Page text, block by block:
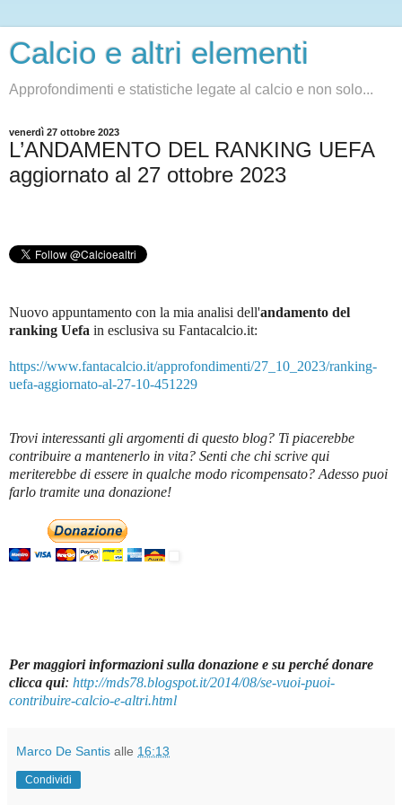
Calcio e altri elementi
Approfondimenti e statistiche legate al calcio e non solo...
venerdì 27 ottobre 2023
L’ANDAMENTO DEL RANKING UEFA
aggiornato al 27 ottobre 2023
Nuovo appuntamento con la mia analisi dell'andamento del
ranking Uefa in esclusiva su Fantacalcio.it:
https://www.fantacalcio.it/approfondimenti/27_10_2023/ranking-
uefa-aggiornato-al-27-10-451229
Trovi interessanti gli argomenti di questo blog? Ti piacerebbe
contribuire a mantenerlo in vita? Senti che chi scrive qui
meriterebbe di essere in qualche modo ricompensato? Adesso puoi
farlo tramite una donazione!
Per maggiori informazioni sulla donazione e su perché donare
clicca qui: http://mds78.blogspot.it/2014/08/se-vuoi-puoi-
contribuire-calcio-e-altri.html
Marco De Santis alle 16:13
Condividi